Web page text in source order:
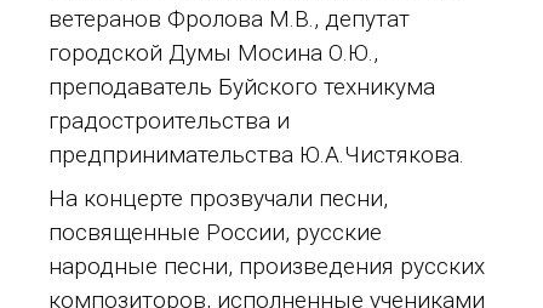
ветеранов Фролова М.В., депутат
городской Думы Мосина О.Ю.,
преподаватель Буйского техникума
градостроительства и
предпринимательства Ю.А.Чистякова.
На концерте прозвучали песни,
посвященные России, русские
народные песни, произведения русских
композиторов, исполненные учениками